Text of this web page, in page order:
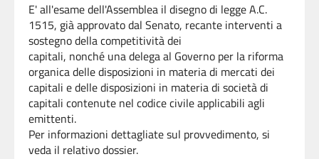
E' all'esame dell'Assemblea il disegno di legge A.C.
1515, già approvato dal Senato, recante interventi a
sostegno della competitività dei
capitali, nonché una delega al Governo per la riforma
organica delle disposizioni in materia di mercati dei
capitali e delle disposizioni in materia di società di
capitali contenute nel codice civile applicabili agli
emittenti.
Per informazioni dettagliate sul provvedimento, si
veda il relativo dossier.